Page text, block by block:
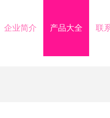
企业简介 产品大全 联